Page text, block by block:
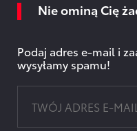
Nie ominą Cię
Podaj adres e-mail i
wysyłamy spamu!